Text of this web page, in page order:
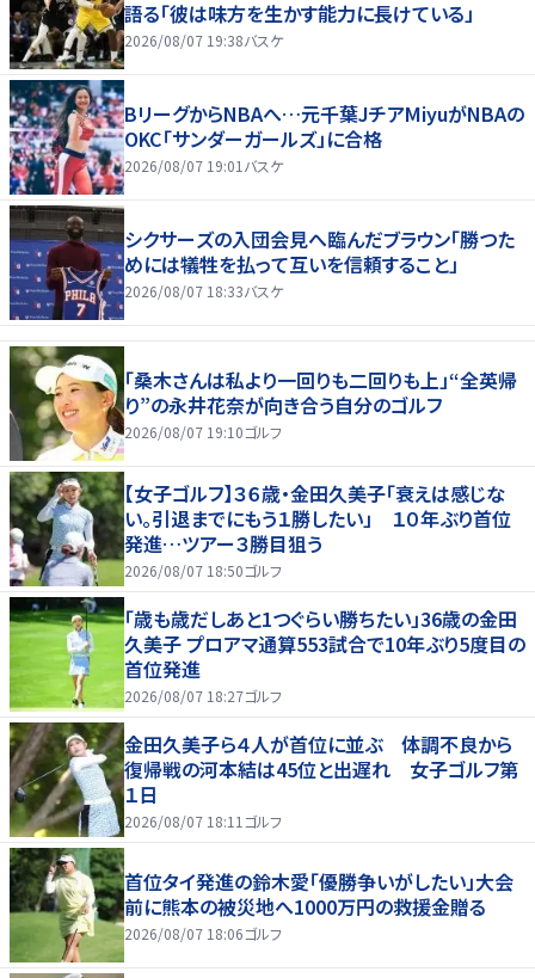
語る「彼は味方を生かす能力に長けている」
2026/08/07 19:38バスケ
BリーグからNBAへ…元千葉JチアMiyuがNBAの
OKC「サンダーガールズ」に合格
2026/08/07 19:01 バスケ
シクサーズの入団会見へ臨んだブラウン「勝つた
めには犠牲を払って互いを信頼すること」
2026/08/07 18:33バスケ
「桑木さんは私より一回りも二回りも上」“全英帰
り”の永井花奈が向き合う自分のゴルフ
2026/08/07 19:10ゴルフ
【女子ゴルフ】３６歳・金田久美子「衰えは感じな
い。引退までにもう１勝したい」 １０年ぶり首位
発進…ツアー３勝目狙う
2026/08/07 18:50ゴルフ
「歳も歳だしあと1つぐらい勝ちたい」36歳の金田
久美子 プロアマ通算553試合で10年ぶり5度目の
首位発進
2026/08/07 18:27ゴルフ
金田久美子ら４人が首位に並ぶ 体調不良から
復帰戦の河本結は45位と出遅れ 女子ゴルフ第
１日
2026/08/07 18:11 ゴルフ
首位タイ発進の鈴木愛「優勝争いがしたい」大会
前に熊本の被災地へ1000万円の救援金贈る
2026/08/07 18:06ゴルフ